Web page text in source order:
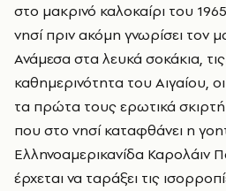
στο μακρινό καλοκαίρι του
νησί πριν ακόμη γνωρίσει τον
Ανάμεσα στα λευκά σοκάκια,
καθημερινότητα του Αιγαίου,
τα πρώτα τους ερωτικά
που στο νησί καταφθάνει η
Ελληνοαμερικανίδα Καρολάιν
έρχεται να ταράξει τις